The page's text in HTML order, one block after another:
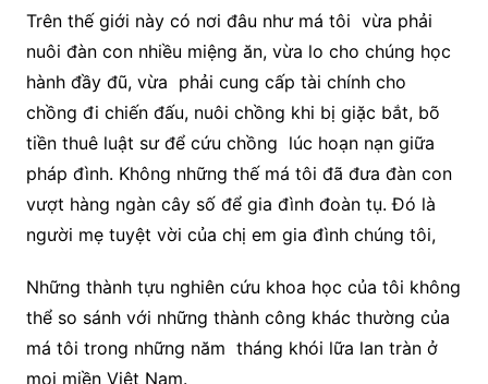
Trên thế giới này có nơi đâu như má tôi vừa phải
nuôi đàn con nhiều miệng ăn, vừa lo cho chúng học
hành đầy đũ, vừa phải cung cấp tài chính cho
chồng đi chiến đấu, nuôi chồng khi bị giặc bắt, bõ
tiền thuê luật sư để cứu chồng lúc hoạn nạn giữa
pháp đình. Không những thế má tôi đã đưa đàn con
vượt hàng ngàn cây số để gia đình đoàn tụ. Đó là
người mẹ tuyệt vời của chị em gia đình chúng tôi,
Những thành tựu nghiên cứu khoa học của tôi không
thể so sánh với những thành công khác thường của
má tôi trong những năm tháng khói lữa lan tràn ở
mọi miền Việt Nam.